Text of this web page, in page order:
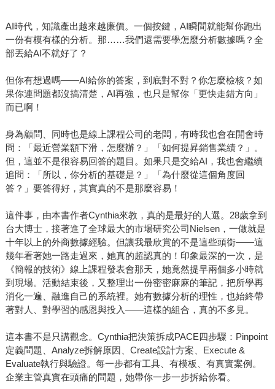
AI時代，知識產出越來越廉價。一個按鍵，AI瞬間就能幫你跑出
一份有模有樣的分析。那……我們還需要學怎麼分析數據嗎？全
部丟給AI不就好了？
但你有想過嗎――AI給你的答案，到底對不對？你怎麼檢核？如
果你連問題都沒搞清楚，AI再強，也只是幫你「更快走錯方向」
而已啊！
身為顧問、同時也是線上課程公司的老闆，有時我也會在開會時
問：「最近營業額下滑，怎麼辦？」「如何提昇銷售業績？」。
但，這並不是很容易回答的題目。如果只是交給AI，我也會繼續
追問：「所以，你分析的基礎是？」「為什麼從這個角度回
答？」要答得好，其實真的不是那麼容易！
這件事，由本書作者Cynthia來教，真的是最好的人選。28歲拿到
台大博士，接著進了全球最大的市場研究公司Nielsen，一做就是
十年以上的外商數據經驗。但讓我最欣賞的不是這些頭銜――這
幾年看著她一路走過來，她真的超認真的！印象最深的一次，是
《簡報的技術》線上課程發表會那天，她竟然提早兩個多小時就
到現場。活動結束後，又整理出一份密密麻麻的筆記，把所學再
消化一遍、融進自己的系統裡。她有數據分析的理性，也始終帶
著對人、對學習的感恩與投入――這樣的組合，真的不多見。
這本書不是只講觀念。Cynthia把決策拆成PACE四步驟：Pinpoint
定義問題、Analyze拆解原因、Create設計方案、Execute &
Evaluate執行與驗證。每一步都有工具、有模板、有真實案例。
企業主管真實在頭痛的問題，她帶你一步一步拆給你看。